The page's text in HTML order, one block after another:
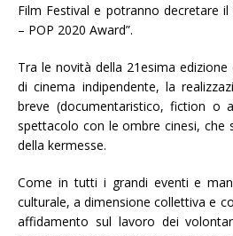
Film Festival e potranno decretare
– POP 2020 Award”.
Tra le novità della 21esima
di cinema indipendente, la
breve (documentaristico, fiction
spettacolo con le ombre cinesi, che
della kermesse.
Come in tutti i grandi eventi e
culturale, a dimensione collettiva e
affidamento sul lavoro dei